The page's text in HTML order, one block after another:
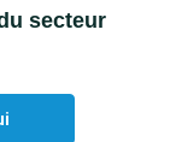
secteur